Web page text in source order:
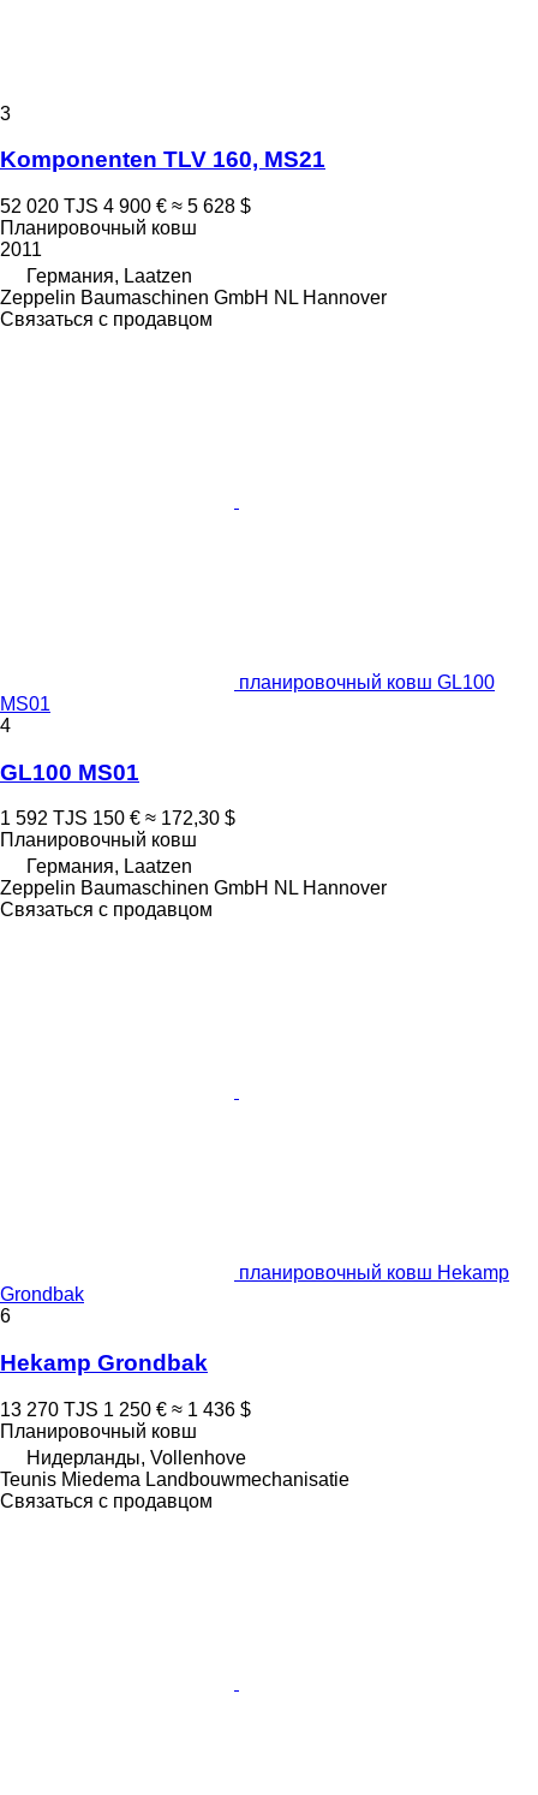
3
Komponenten TLV 160, MS21
52 020 TJS 4 900 € ≈ 5 628 $
Планировочный ковш
2011
Германия, Laatzen
Zeppelin Baumaschinen GmbH NL Hannover
Связаться с продавцом
планировочный ковш GL100
MS01
4
GL100 MS01
1 592 TJS 150 € ≈ 172,30 $
Планировочный ковш
Германия, Laatzen
Zeppelin Baumaschinen GmbH NL Hannover
Связаться с продавцом
планировочный ковш Hekamp
Grondbak
6
Hekamp Grondbak
13 270 TJS 1 250 € ≈ 1 436 $
Планировочный ковш
Нидерланды, Vollenhove
Teunis Miedema Landbouwmechanisatie
Связаться с продавцом